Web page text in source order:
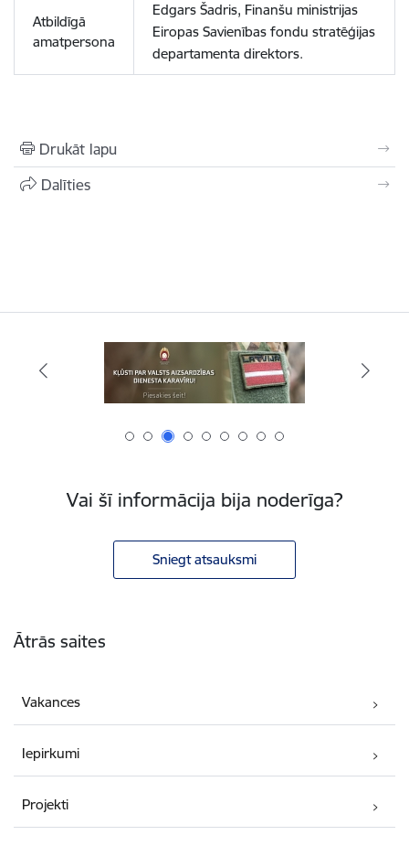
Atbildīgā
amatpersona
Edgars Šadris, Finanšu ministrijas
Eiropas Savienības fondu stratēģijas
departamenta direktors.
Drukāt lapu
Dalīties
Vai šī informācija bija noderīga?
Sniegt atsauksmi
Ātrās saites
Vakances
Iepirkumi
Projekti